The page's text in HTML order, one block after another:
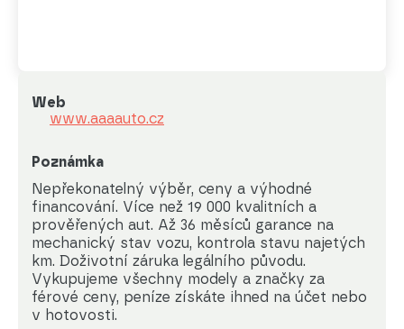
Web
www.aaaauto.cz
Poznámka
Nepřekonatelný výběr, ceny a výhodné
financování. Více než 19 000 kvalitních a
prověřených aut. Až 36 měsíců garance na
mechanický stav vozu, kontrola stavu najetých
km. Doživotní záruka legálního původu.
Vykupujeme všechny modely a značky za
férové ceny, peníze získáte ihned na účet nebo
v hotovosti.